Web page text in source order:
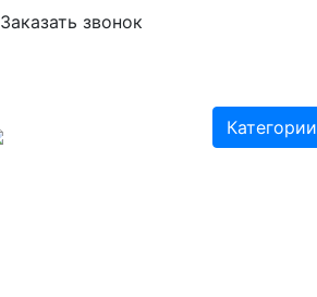
Заказать звонок
Категории